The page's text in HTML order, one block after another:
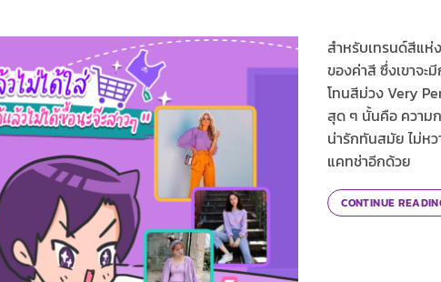
สำหรับเทรนด์สีแห่
ของค่าสี ซึ่งเขาจ
โทนสีม่วง Very
สุด ๆ นั้นคือ ความ
น่ารักทันสมัย ไม่ห
แคทช่าอีกด้วย
CONTINUE